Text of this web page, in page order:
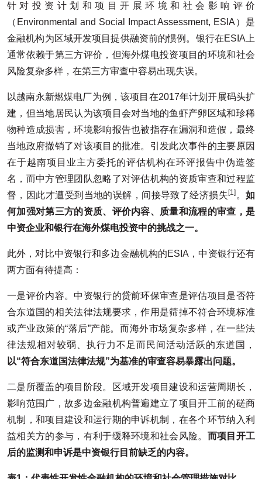
针对投资计划和项目开展环境和社会影响评价
（Environmental and Social Impact Assessment, ESIA）是
金融机构为区域开发项目提供融资前的惯例。银行在ESIA上
通常依赖于第三方评价，但海外煤电投资项目的环境和社会
风险复杂多样，在第三方审查中容易出现失误。
以越南永新燃煤电厂为例，该项目在2017年计划开展码头扩
建，但当地居民认为该项目会对当地的鱼虾产卵区域和珍稀
物种造成损害，环境影响报告也被指存在漏洞和造假，最终
当地政府撤销了对该项目的批准。引发此次事件的主要原因
在于越南项目业主方委托的评估机构在环评报告中伪造签
名，而中方管理团队忽略了对评估机构的资质审查和过程监
督，因此才遭受到当地的误解，间接导致了经济损失[1] 。如
何加强对第三方的资质、评价内容、质量和流程的审查，是
中资企业和银行在海外煤电投资中的挑战之一。
此外，对比中资银行和多边金融机构的ESIA，中资银行还有
两方面有待提高：
一是评价内容。中资银行的贷前环保审查是评估项目是否符
合东道国的相关法律法规要求，作用是筛掉不符合环境标准
或产业政策的“落后”产能。而海外市场复杂多样，在一些法
律法规相对较弱、执行力不足而民间活动活跃的东道国，
以“符合东道国法律法规”为基准的审查容易暴露出问题。
二是所覆盖的项目阶段。区域开发项目建设和运营周期长，
影响范围广，故多边金融机构普遍建立了项目开工前的磋商
机制，和项目建设和运行期的申诉机制，在各个环节纳入利
益相关方的参与，有利于缓释环境和社会风险。 而项目开工
后的监测和申诉是中资银行目前缺乏的内容。